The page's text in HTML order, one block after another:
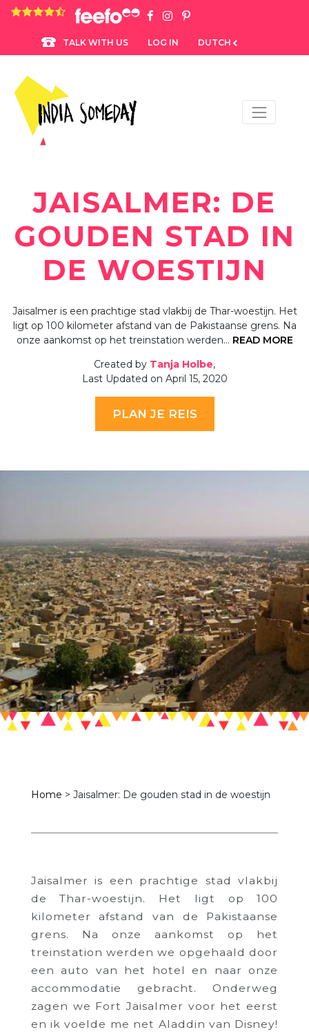
4.8 rating based on 1,234 ratings
TALK WITH US LOG IN DUTCH
JAISALMER: DE
GOUDEN STAD IN
DE WOESTIJN
Jaisalmer is een prachtige stad vlakbij de Thar-woestijn. Het
ligt op 100 kilometer afstand van de Pakistaanse grens. Na
onze aankomst op het treinstation werden… READ MORE
Created by Tanja Holbe,
Last Updated on April 15, 2020
PLAN JE REIS
Home > Jaisalmer: De gouden stad in de woestijn
Jaisalmer is een prachtige stad vlakbij
de Thar-woestijn. Het ligt op 100
kilometer afstand van de Pakistaanse
grens. Na onze aankomst op het
treinstation werden we opgehaald door
een auto van het hotel en naar onze
accommodatie gebracht. Onderweg
zagen we Fort Jaisalmer voor het eerst
en ik voelde me net Aladdin van Disney!